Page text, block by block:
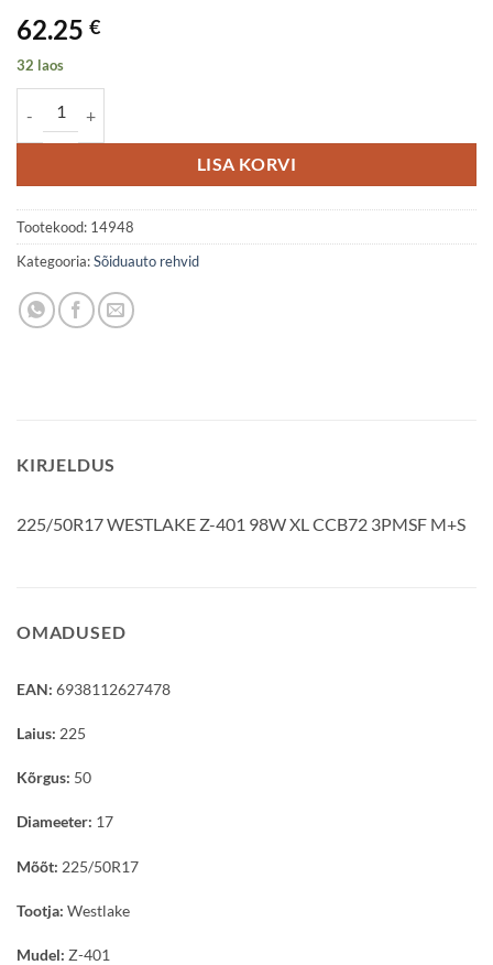
62.25 €
32 laos
LISA KORVI
Tootekood: 14948
Kategooria:Sõiduauto rehvid
KIRJELDUS
225/50R17 WESTLAKE Z-401 98W XL CCB72 3PMSF M+S
OMADUSED
EAN: 6938112627478
Laius: 225
Kõrgus: 50
Diameeter: 17
Mõõt: 225/50R17
Tootja: Westlake
Mudel: Z-401